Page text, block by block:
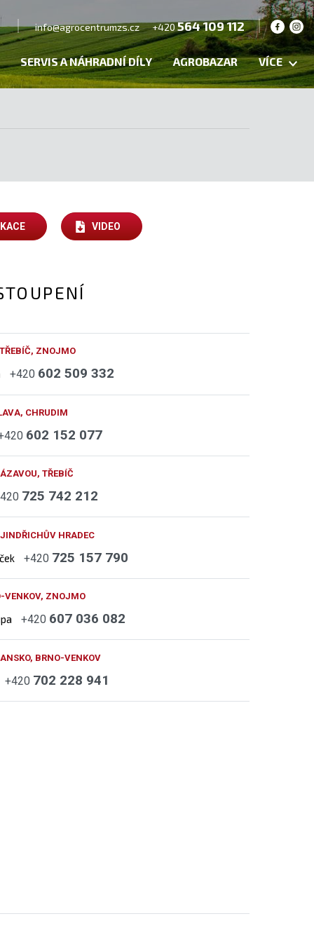
info@agrocentrumzs.cz +420564 109 112
SERVIS A NÁHRADNÍ DÍLY AGROBAZAR VÍCE
VIDEO
ZNOJMO
+420 602 509 332
CHRUDIM
602 152 077
TŘEBÍČ
725 742 212
HRADEC
+420 725 157 790
VENKOV, ZNOJMO
+420 607 036 082
BRNO-VENKOV
+420 702 228 941